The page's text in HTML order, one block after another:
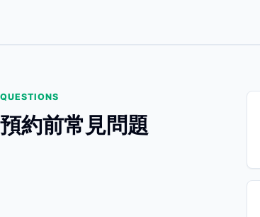
QUESTIONS
預約前常見問題